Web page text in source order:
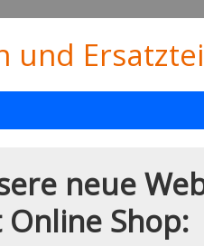
und
neue
Online Shop: